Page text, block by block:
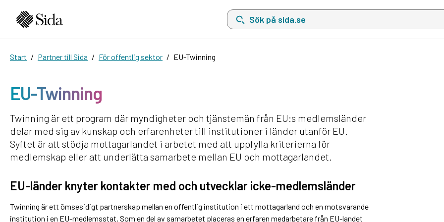
Sök på sida.se, sökförslag kommer att visas i en lista under
Start Partner till Sida För offentlig sektor EU-Twinning
EU-Twinning
Twinning är ett program där myndigheter och tjänstemän från EU:s medlemsländer
delar med sig av kunskap och erfarenheter till institutioner i länder utanför EU.
Syftet är att stödja mottagarlandet i arbetet med att uppfylla kriterierna för
medlemskap eller att underlätta samarbete mellan EU och mottagarlandet.
EU-länder knyter kontakter med och utvecklar icke-medlemsländer
Twinning är ett ömsesidigt partnerskap mellan en offentlig institution i ett mottagarland och en motsvarande
institution i en EU-medlemsstat. Som en del av samarbetet placeras en erfaren medarbetare från EU-landet